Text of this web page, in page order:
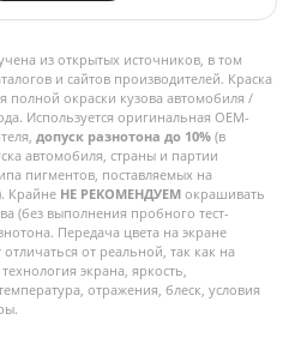
из открытых источников, в том
и сайтов производителей. Краска
полной окраски кузова автомобиля /
Используется оригинальная OEM-
допуск разнотона до 10% (в
автомобиля, страны и партии
пигментов, поставляемых на
Крайне НЕ РЕКОМЕНДУЕМ окрашивать
(без выполнения пробного тест-
Передача цвета на экране
от реальной, так как на
экрана, яркость,
отражения, блеск, условия